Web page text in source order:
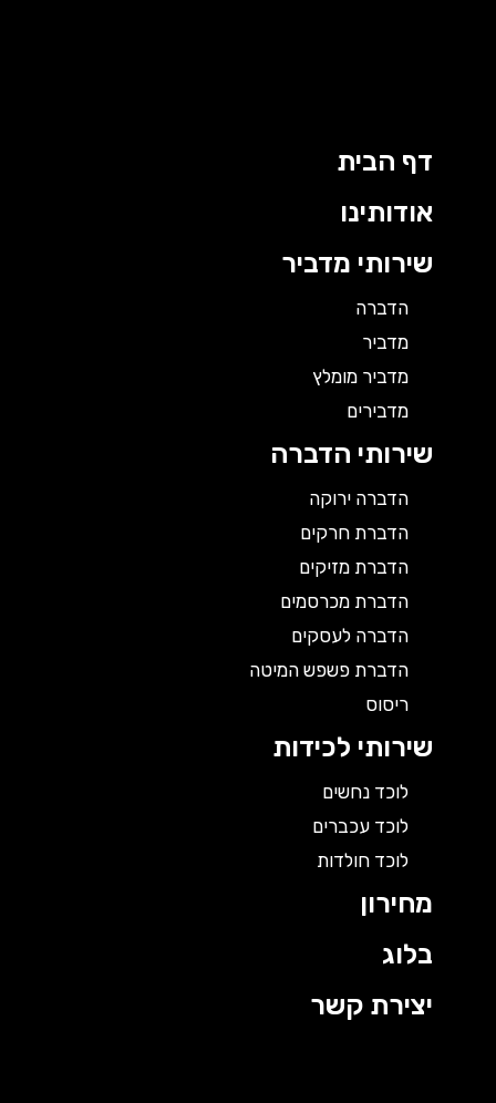
דף הבית
אודותינו
שירותי מדביר
הדברה
מדביר
מדביר מומלץ
מדבירים
שירותי הדברה
הדברה ירוקה
הדברת חרקים
הדברת מזיקים
הדברת מכרסמים
הדברה לעסקים
הדברת פשפש המיטה
ריסוס
שירותי לכידות
לוכד נחשים
לוכד עכברים
לוכד חולדות
מחירון
בלוג
יצירת קשר